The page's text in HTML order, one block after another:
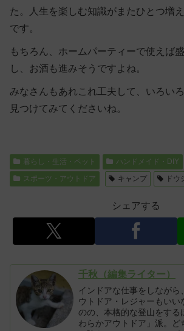
た。人生を楽しむ知識がまたひとつ増
です。
もちろん、ホームパーティーで使えば
し、お酒も進みそうですよね。
みなさんもあれこれ工夫して、いろい
見つけてみてくださいね。
暮らし・生活・ペット ハンドメイド・DIY
スポーツ・アウトドア
キャンプ ドウ
シェアする
千秋（編集ライター）
インドアな仕事をしながら
ウトドア・レジャーもいい
のの、本格的な登山をする
わらかアウトドア」派。ど